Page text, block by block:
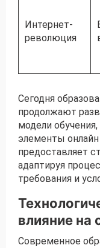
Интернет-
революция
Сегодня
продолжают
модели
элементы
предоставляет
адаптируя
требования и
влияние на
Современное